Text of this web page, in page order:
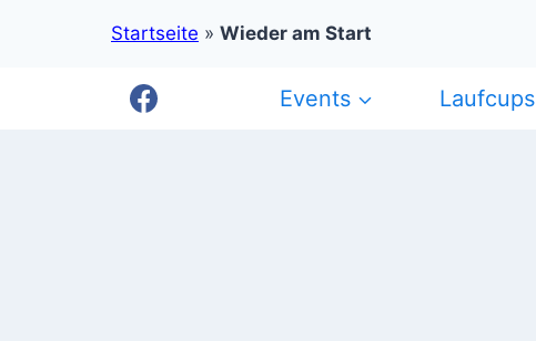
Startseite » Wieder am Start
Events Laufcups